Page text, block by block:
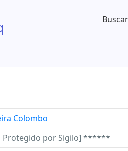
Buscar
Colombo
por Sigilo] ******